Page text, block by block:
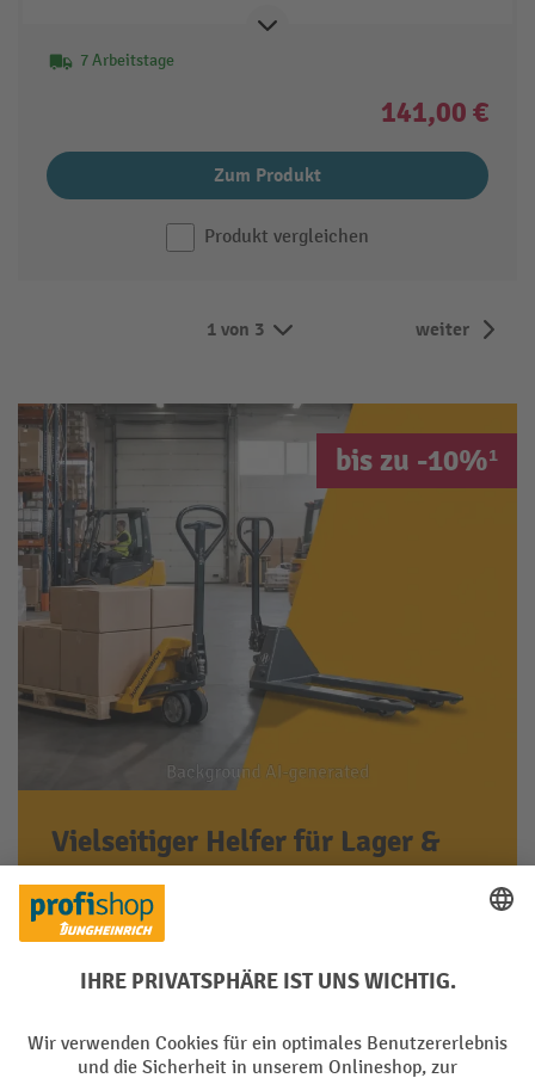
7 Arbeitstage
141,00 €
Zum Produkt
Produkt vergleichen
1 von 3 weiter
bis zu -10%¹
Vielseitiger Helfer für Lager &
Logistik
Robust gebaut und leicht zu bedienen für
tägliche Palettenbewegungen im Betrieb
Jetzt ansehen